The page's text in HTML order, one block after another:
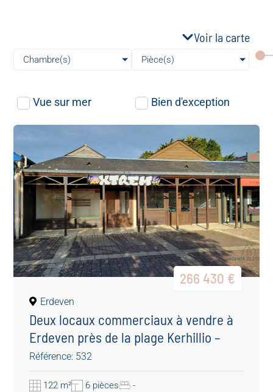
Voir la carte
Chambre(s) Pièce(s)
Vue sur mer Bien d'exception
266 430 €
Erdeven
Deux locaux commerciaux à vendre à
Erdeven près de la plage Kerhillio –
Investissement rentable avec agence
immobilière
Référence: 532
122 m² 6 pièces -